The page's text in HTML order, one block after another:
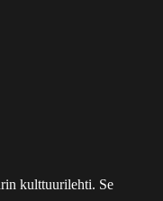
kulttuurilehti. Se